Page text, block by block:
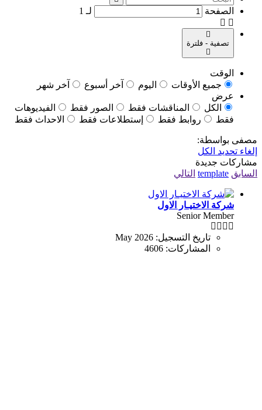
الصفحة لـ 1
تصفية - فلترة
الوقت
جميع الأوقات
اليوم آخر أسبوع
آخر شهر
عرض
الكل
المناقشات فقط الصور فقط
الفيديوهات
فقط
روابط فقط إستطلاعات فقط الاحداث فقط
مصفى بواسطة:
إلغاء تحديد الكل
مشاركات جديدة
السابق template التالي
شركة الاختيـار الاول
Senior Member
تاريخ التسجيل: May 2026
المشاركات: 4606